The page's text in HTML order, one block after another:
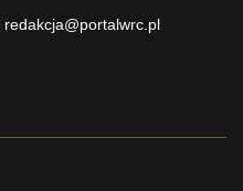
redakcja@portalwrc.pl